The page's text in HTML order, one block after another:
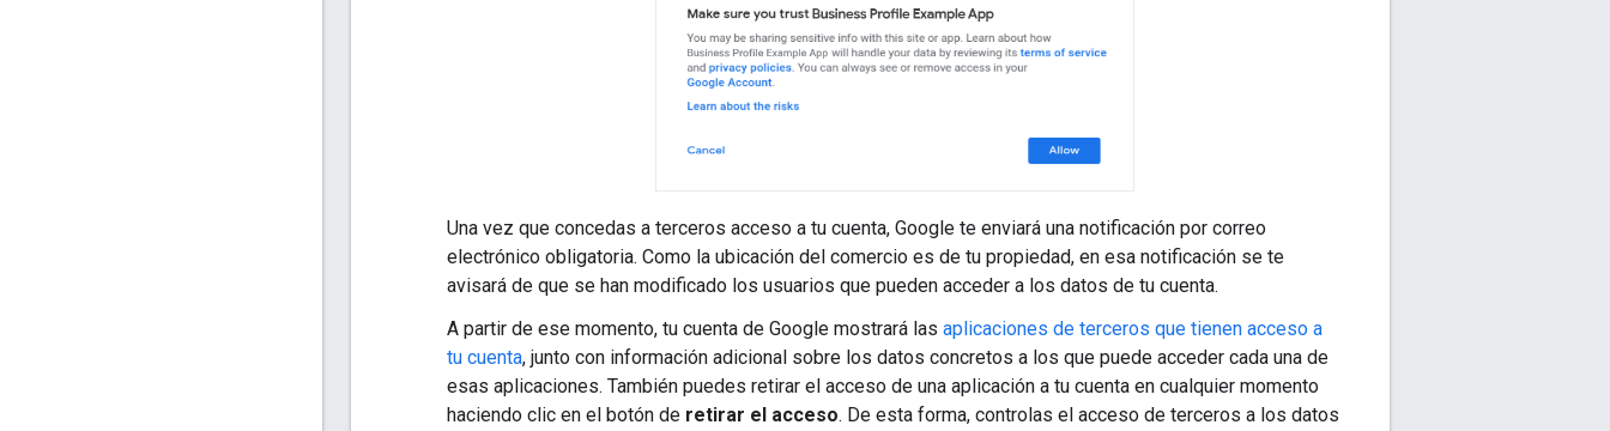
Una vez que concedas a terceros acceso a tu cuenta, Google te enviará una notificación por correo
electrónico obligatoria. Como la ubicación del comercio es de tu propiedad, en esa notificación se te
avisará de que se han modificado los usuarios que pueden acceder a los datos de tu cuenta.
A partir de ese momento, tu cuenta de Google mostrará las aplicaciones de terceros que tienen acceso a
tu cuenta, junto con información adicional sobre los datos concretos a los que puede acceder cada una de
esas aplicaciones. También puedes retirar el acceso de una aplicación a tu cuenta en cualquier momento
haciendo clic en el botón de retirar el acceso. De esta forma, controlas el acceso de terceros a los datos